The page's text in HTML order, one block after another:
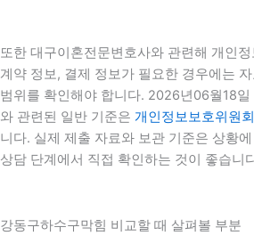
또한 대구이혼전문변호사와 관련해 개인
계약 정보, 결제 정보가 필요한 경우에는
범위를 확인해야 합니다. 2026년06월18
와 관련된 일반 기준은 개인정보보호위원회
니다. 실제 제출 자료와 보관 기준은 상황
상담 단계에서 직접 확인하는 것이 좋습니
강동구하수구막힘 비교할 때 살펴볼 부분